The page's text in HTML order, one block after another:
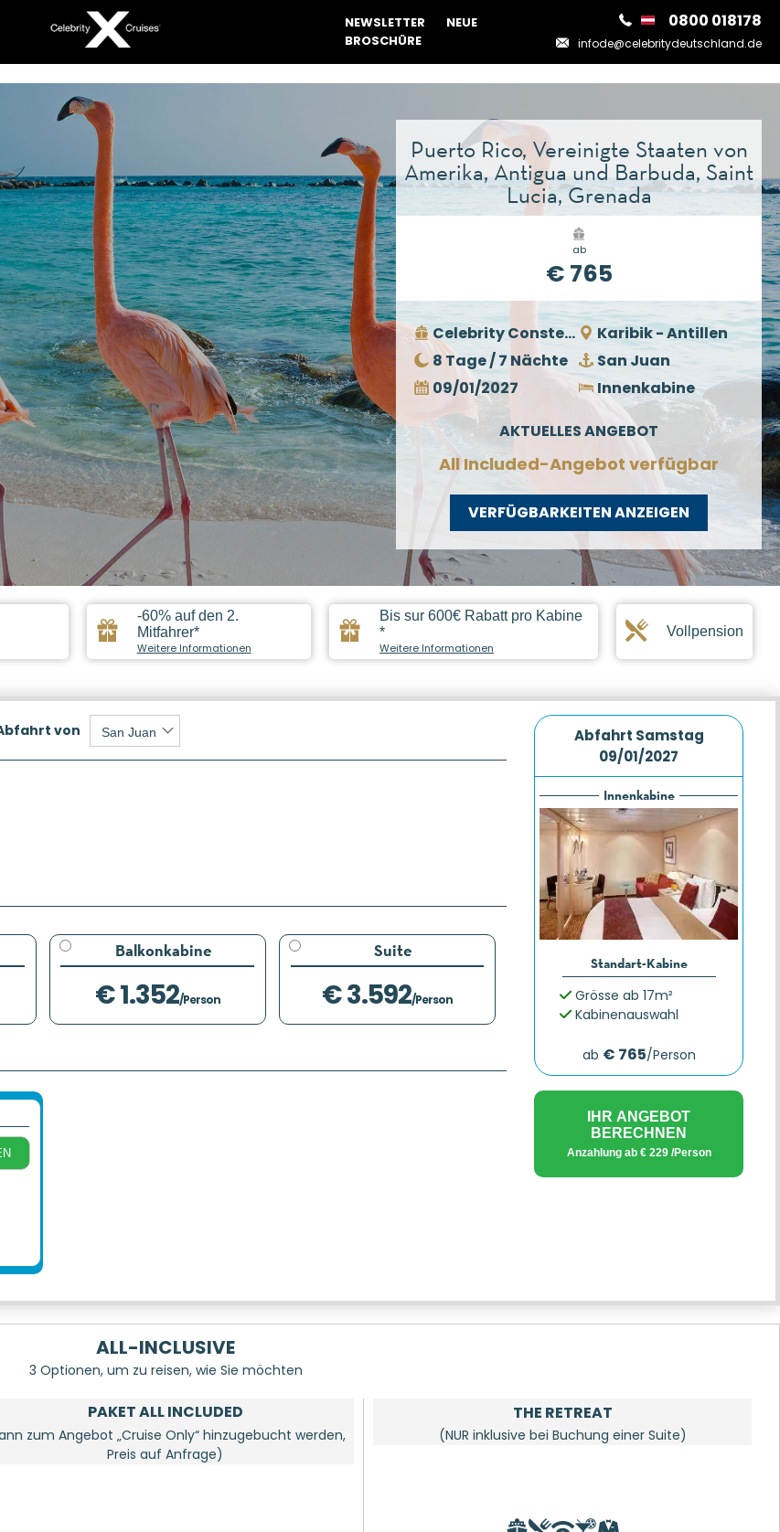
NEWSLETTER
NEUE
BROSCHÜRE
0800 018178
infode@celebritydeutschland.de
Puerto Rico, Vereinigte Staaten von
Amerika, Antigua und Barbuda, Saint
Lucia, Grenada
ab
€ 765
Celebrity Constellation
Karibik - Antillen
8 Tage / 7 Nächte
San Juan
09/01/2027
Innenkabine
AKTUELLES ANGEBOT
All Included-Angebot verfügbar
VERFÜGBARKEITEN ANZEIGEN
-60% auf den 2.
Mitfahrer*
Weitere Informationen
Bis sur 600€ Rabatt pro Kabine
*
Weitere Informationen
Vollpension
von
Balkonkabine
€ 1.352/Person
Suite
€ 3.592/Person
Abfahrt Samstag
09/01/2027
Innenkabine
Standart-Kabine
Grösse ab 17m²
Kabinenauswahl
ab € 765/Person
IHR ANGEBOT
BERECHNEN
Anzahlung ab € 229/Person
ALL-INCLUSIVE
3 Optionen, um zu reisen, wie Sie möchten
PAKET ALL INCLUDED
zum Angebot „Cruise Only“ hinzugebucht werden,
Preis auf Anfrage)
THE RETREAT
(NUR inklusive bei Buchung einer Suite)